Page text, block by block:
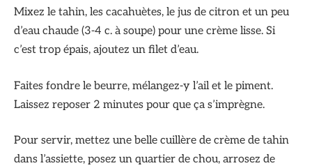
Mixez le tahin, les cacahuètes, le jus de citron et un peu
d’eau chaude (3-4 c. à soupe) pour une crème lisse. Si
c’est trop épais, ajoutez un filet d’eau.
Faites fondre le beurre, mélangez-y l’ail et le piment.
Laissez reposer 2 minutes pour que ça s’imprègne.
Pour servir, mettez une belle cuillère de crème de tahin
dans l’assiette, posez un quartier de chou, arrosez de